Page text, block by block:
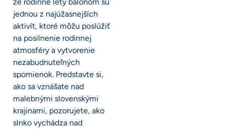
jednou z najúžasnejších
aktivít, ktoré môžu poslúžiť
na posilnenie rodinnej
atmosféry a vytvorenie
nezabudnuteľných
spomienok. Predstavte si,
ako sa vznášate nad
malebnými slovenskými
krajinami, pozorujete, ako
slnko vychádza nad